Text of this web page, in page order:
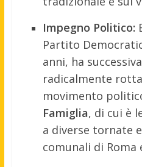
Impegno Politico:
Partito
anni, ha
radicalmente
movimento
Famiglia, di cui è
a diverse tornate
comunali di Roma